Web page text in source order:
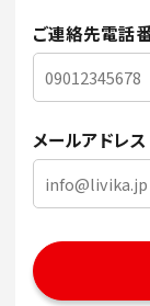
ご連絡先電話
メールアドレス